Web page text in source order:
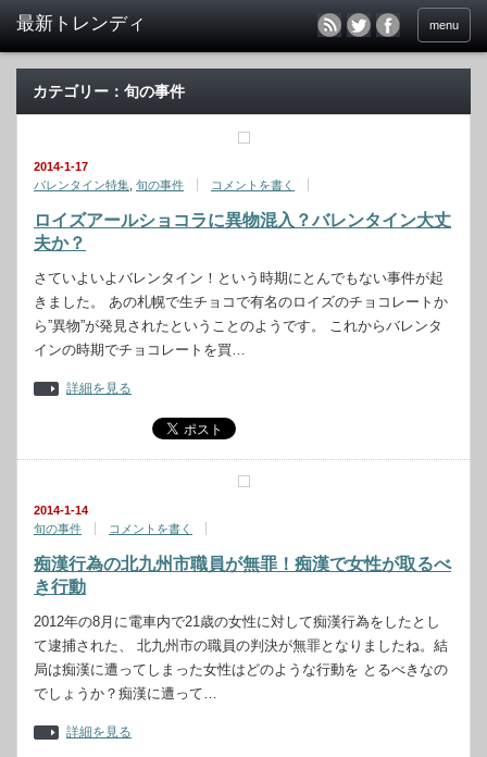
menu
カテゴリー：旬の事件
2014-1-17
バレンタイン特集 旬の事件 コメントを書く
ロイズアールショコラに異物混入？バレンタイン大丈
夫か？
さていよいよバレンタイン！という時期にとんでもない事件が起
きました。 あの札幌で生チョコで有名のロイズのチョコレートか
ら”異物”が発見されたということのようです。 これからバレンタ
インの時期でチョコレートを買…
詳細を見る
2014-1-14
旬の事件
コメントを書く
痴漢行為の北九州市職員が無罪！痴漢で女性が取るべ
き行動
2012年の8月に電車内で21歳の女性に対して痴漢行為をしたとし
て逮捕された、 北九州市の職員の判決が無罪となりましたね。結
局は痴漢に遭ってしまった女性はどのような行動を とるべきなの
でしょうか？痴漢に遭って…
詳細を見る